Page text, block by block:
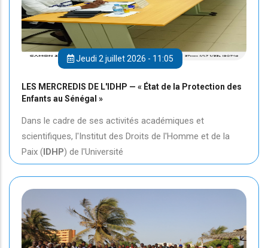
Jeudi 2 juillet 2026 - 11:05
LES MERCREDIS DE L'IDHP — « État de la Protection des
Enfants au Sénégal »
Dans le cadre de ses activités académiques et
scientifiques, l'Institut des Droits de l'Homme et de la
Paix (IDHP) de l'Université